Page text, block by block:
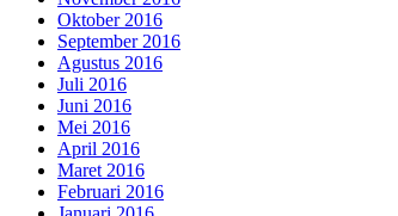
Oktober 2016
September 2016
Agustus 2016
Juli 2016
Juni 2016
Mei 2016
April 2016
Maret 2016
Februari 2016